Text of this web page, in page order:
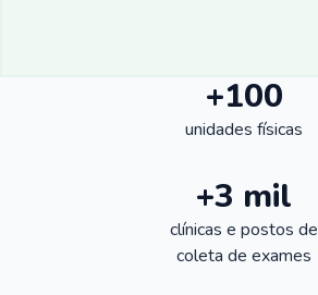
+100
unidades físicas
+3 mil
clínicas e postos de
coleta de exames